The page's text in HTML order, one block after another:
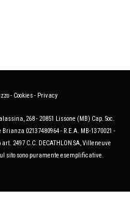
- Cookies- Privacy
268 - 20851 Lissone (MB) Cap. Soc.
02137480964 - R.E.A. MB-1370021 -
2497 C.C. DECATHLON SA, Villeneuve
sito sono puramente esemplificative.